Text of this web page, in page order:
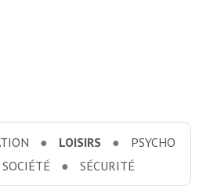
LOISIRS
PSYCHO
SOCIÉTÉ SÉCURITÉ